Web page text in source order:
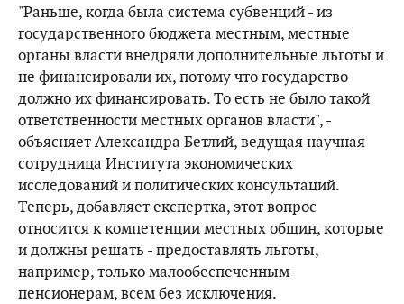
"Раньше, когда была система субвенций - из
государственного бюджета местным, местные
органы власти внедряли дополнительные льготы и
не финансировали их, потому что государство
должно их финансировать. То есть не было такой
ответственности местных органов власти", -
объясняет Александра Бетлий, ведущая научная
сотрудница Института экономических
исследований и политических консультаций.
Теперь, добавляет експертка, этот вопрос
относится к компетенции местных общин, которые
и должны решать - предоставлять льготы,
например, только малообеспеченным
пенсионерам, всем без исключения.